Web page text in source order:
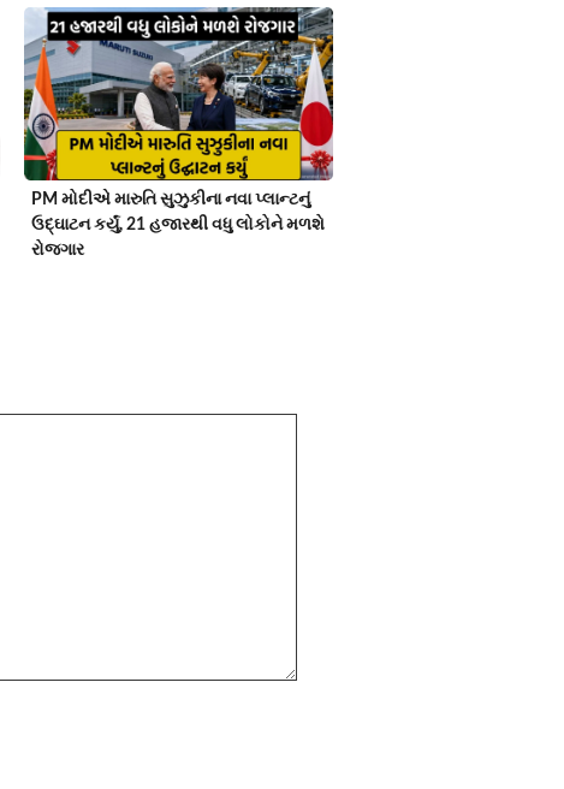
PM મોદીએ મારુતિ સુઝુકીના નવા પ્લાન્ટનું
ઉદ્ઘાટન કર્યું, 21 હજારથી વધુ લોકોને મળશે
રોજગાર